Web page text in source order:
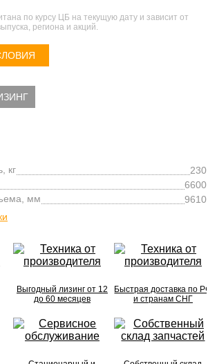
по курсу ЦБ на текущую дату и зависит от
региона и акций.
кг
230
6600
мм
9610
Выгодный лизинг от 12
до 60 месяцев
Быстрая доставка по РФ
и странам СНГ